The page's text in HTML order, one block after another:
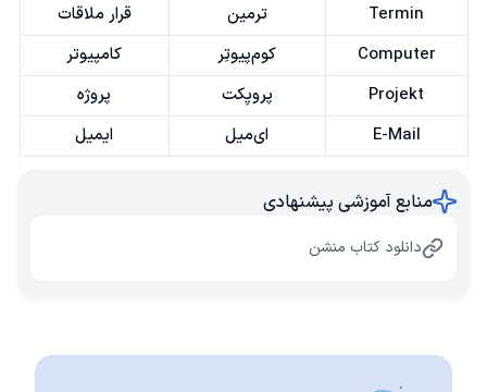
Termin
ترمین
قرار ملاقات
Computer
کوم‌پیوتِر
کامپیوتر
Projekt
پرویِکت
پروژه
E-Mail
ای‌میل ایمیل
منابع آموزشی پیشنهادی
دانلود کتاب منشن